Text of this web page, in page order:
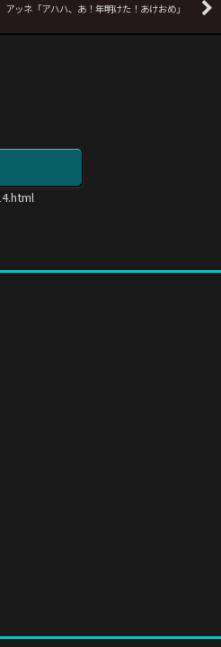
ッネ「アハハ、あ！年明けた！あけおめ」